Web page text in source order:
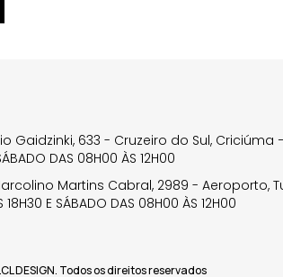
Gaidzinki, 633 - Cruzeiro do Sul, Criciúma
DAS 08H00 ÀS 12H00
Martins Cabral, 2989 - Aeroporto,
18H30 E SÁBADO DAS 08H00 ÀS 12H00
DESIGN. Todos os direitos reservados